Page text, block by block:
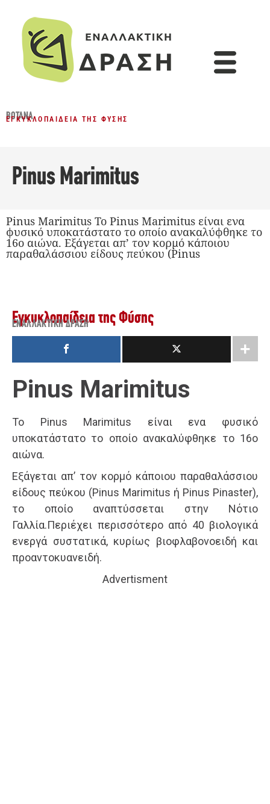
ΒΌΤΑΝΑ
ΕΓΚΥΚΛΟΠΑΊΔΕΙΑ ΤΗΣ ΦΎΣΗΣ
Pinus Marimitus
Pinus Marimitus Το Pinus Marimitus είναι ενα
φυσικό υποκατάστατο το οποίο ανακαλύφθηκε το
16ο αιώνα. Εξάγεται απ’ τον κορμό κάποιου
παραθαλάσσιου είδους πεύκου (Pinus
Εγκυκλοπαίδεια της Φύσης
ΕΝΑΛΛΑΚΤΙΚΉ ΔΡΆΣΗ
Pinus Marimitus
Το Pinus Marimitus είναι ενα φυσικό
υποκατάστατο το οποίο ανακαλύφθηκε το 16ο
αιώνα.
Εξάγεται απ’ τον κορμό κάποιου παραθαλάσσιου
είδους πεύκου (Pinus Marimitus ή Pinus Pinaster),
το οποίο αναπτύσσεται στην Νότιο
Γαλλία.Περιέχει περισσότερο από 40 βιολογικά
ενεργά συστατικά, κυρίως βιοφλαβονοειδή και
προαντοκυανειδή.
Advertisment